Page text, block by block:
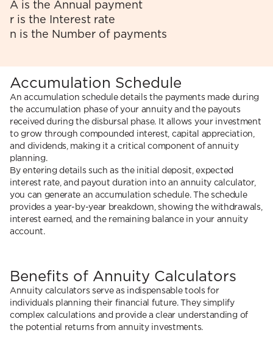
A is the Annual payment
r is the Interest rate
n is the Number of payments
Accumulation Schedule
An accumulation schedule details the payments made during
the accumulation phase of your annuity and the payouts
received during the disbursal phase. It allows your investment
to grow through compounded interest, capital appreciation,
and dividends, making it a critical component of annuity
planning.
By entering details such as the initial deposit, expected
interest rate, and payout duration into an annuity calculator,
you can generate an accumulation schedule. The schedule
provides a year-by-year breakdown, showing the withdrawals,
interest earned, and the remaining balance in your annuity
account.
Benefits of Annuity Calculators
Annuity calculators serve as indispensable tools for
individuals planning their financial future. They simplify
complex calculations and provide a clear understanding of
the potential returns from annuity investments.